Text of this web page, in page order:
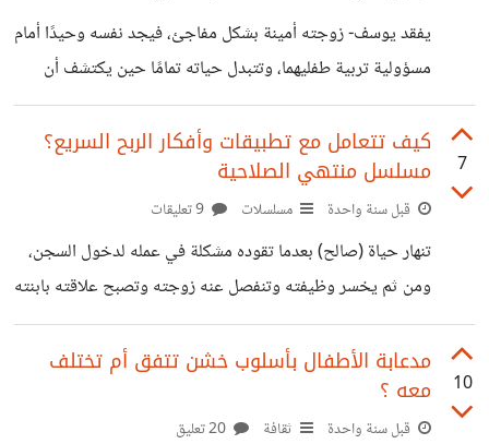
عنصري وأن مأمور البلدة يتعمد استغلال منصبه لممارسة
العنصرية، وبالواقع الفعلي دوماً تمرر الكثير
يفقد يوسف- زوجته أمينة بشكل مفاجئ، فيجد نفسه وحيدًا أمام
مسؤولية تربية طفليهما، وتتبدل حياته تمامًا حين يكتشف أن
زوجته الراحلة تركت له عددًا من الفيديوهات التربوية، وكأنها
كانت تضع بين يديه كتالوجًا لحياته من بعدها وهو شيء الذي
يجعلك تستنتج أنه والد مقصر في وجبات رعاية الأطفال ، وإلا ما
كان حصل على كتالوج وفي المسلسل قام هو بمحاولة تنفيذ
تعليمات زوجته ونجح في ذلك العناية بأطفاله، لكن هل العناية
بالأطفال عن طريق كتالوج في الحقيقة هو ما يجعل
7
كيف تتعامل مع تطبيقات وأفكار الربح السريع؟
مسلسل منتهي الصلاحية
قبل سنة واحدة مسلسلات
تنهار حياة (صالح) بعدما تقوده مشكلة في عمله لدخول السجن،
ومن ثم يخسر وظيفته وتنفصل عنه زوجته وتصبح علاقته بابنته
الوحيدة غير مستقرة، ويحاول بعد خروجه من السجن إصلاح
وبناء حياته من جديد عن طريق المراهنات، لكنه يقوده إلى عالم
مظلم ومليء بالمخاطر والسبب هي الرغبة في تحقيق ربح سريع
10
مدعابة الأطفال بأسلوب خشن تتفق أم تختلف
معه ؟
قبل سنة واحدة ثقافة